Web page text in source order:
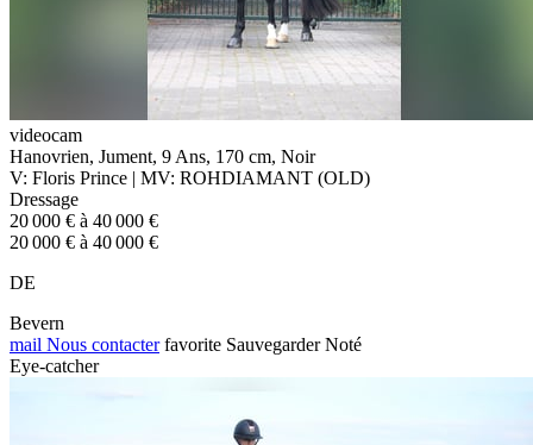
videocam
Hanovrien, Jument, 9 Ans, 170 cm, Noir
V: Floris Prince | MV: ROHDIAMANT (OLD)
Dressage
20 000 € à 40 000 €
20 000 € à 40 000 €
DE
Bevern
mail Nous contacter favorite Sauvegarder Noté
Eye-catcher